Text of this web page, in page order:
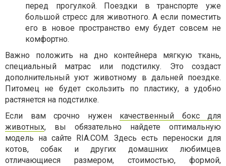
перед прогулкой. Поездки в транспорте уже
большой стресс для животного. А если поместить
его в новое пространство ему будет совсем не
комфортно.
Важно положить на дно контейнера мягкую ткань,
специальный матрас или подстилку. Это создаст
дополнительный уют животному в дальней поездке.
Питомец не будет скользить по пластику, а удобно
растянется на подстилке.
Если вам срочно нужен качественный бокс для
животных, вы обязательно найдете оптимальную
модель на сайте RIA.COM. Здесь есть переноски для
котов, собак и других домашних любимцев
отличающиеся размером, стоимостью, формой,